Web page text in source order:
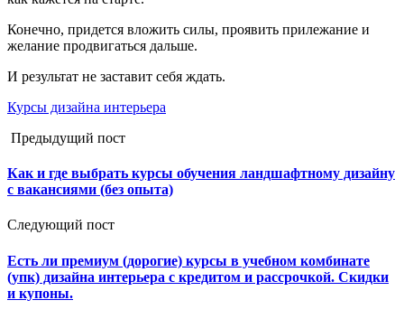
Конечно, придется вложить силы, проявить прилежание и
желание продвигаться дальше.
И результат не заставит себя ждать.
Курсы дизайна интерьера
Предыдущий пост
Как и где выбрать курсы обучения ландшафтному дизайну
с вакансиями (без опыта)
Следующий пост
Есть ли премиум (дорогие) курсы в учебном комбинате
(упк) дизайна интерьера с кредитом и рассрочкой. Скидки
и купоны.